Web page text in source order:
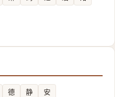
德 静 安